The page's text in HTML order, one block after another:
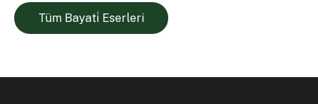
Tüm Bayati̇ Eserleri